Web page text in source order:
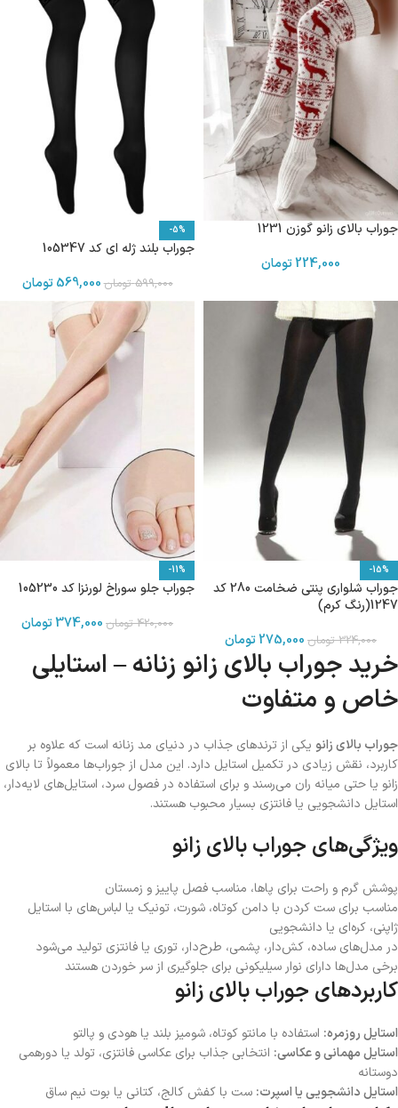
جوراب بالای زانو گوزن 1231
224,000تومان
-5%
جوراب بلند ژله ای کد 105347
599,000 تومان569,000 تومان
-15%
جوراب شلواری پنتی ضخامت 280 کد
1247(رنگ کرم)
324,000 تومان 275,000تومان
-11%
جوراب جلو سوراخ لورنزا کد 105230
420,000 تومان 374,000تومان
خرید جوراب بالای زانو زنانه – استایلی
خاص و متفاوت
جوراب بالای زانو یکی از ترندهای جذاب در دنیای مد زنانه است که علاوه بر
کاربرد، نقش زیادی در تکمیل استایل دارد. این مدل از جوراب‌ها معمولاً تا بالای
زانو یا حتی میانه ران می‌رسند و برای استفاده در فصول سرد، استایل‌های لایه‌دار،
استایل دانشجویی یا فانتزی بسیار محبوب هستند.
ویژگی‌های جوراب بالای زانو
پوشش گرم و راحت برای پاها، مناسب فصل پاییز و زمستان
مناسب برای ست کردن با دامن کوتاه، شورت، تونیک یا لباس‌های با استایل
ژاپنی، کره‌ای یا دانشجویی
در مدل‌های ساده، کش‌دار، پشمی، طرح‌دار، توری یا فانتزی تولید می‌شود
برخی مدل‌ها دارای نوار سیلیکونی برای جلوگیری از سر خوردن هستند
کاربردهای جوراب بالای زانو
استایل روزمره: استفاده با مانتو کوتاه، شومیز بلند یا هودی و پالتو
استایل مهمانی و عکاسی: انتخابی جذاب برای عکاسی فانتزی، تولد یا دورهمی
دوستانه
استایل دانشجویی یا اسپرت: ست با کفش کالج، کتانی یا بوت نیم ساق